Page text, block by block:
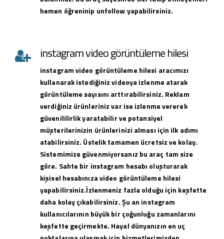
hemen öğreninip unfollow yapabilirsiniz.
instagram video görüntüleme hilesi
instagramvideo görüntüleme hilesi aracımızı
kullanarak istediğiniz videoya izlenme atarak
görüntüleme sayısını arttırabilirsiniz. Reklam
verdiğiniz ürünleriniz var ise izlenme vererek
güvenililirlik yaratabilir ve potansiyel
müşterilerinizin ürünlerinizi alması için ilk adımı
atabilirsiniz. Üstelik tamamen ücretsiz ve kolay.
Sistemimize güvenmiyorsanız bu araç tam size
göre. Sahte bir instagram hesabı oluşturarak
kişisel hesabınıza video görüntüleme hilesi
yapabilirsiniz.İzlenmeniz fazla olduğu için keşfette
daha kolay çıkabilirsiniz. Şu an instagram
kullanıcılarının büyük bir çoğunluğu zamanlarını
keşfette geçirmekte. Hayal dünyanızın en uç